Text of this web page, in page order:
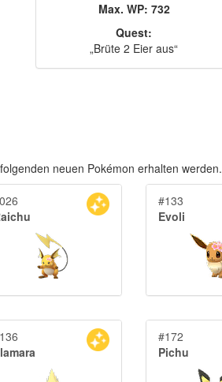
Max. WP: 732
Quest:
„Brüte 2 Eier aus“
neuen Pokémon erhalten werden.
#133
Evoli
#172
Pichu